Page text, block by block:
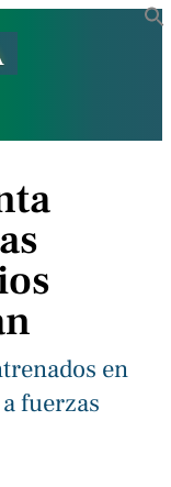
en
fuerzas